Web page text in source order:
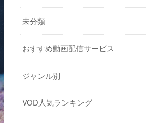
未分類
おすすめ動画配信サービス
ジャンル別
VOD人気ランキング